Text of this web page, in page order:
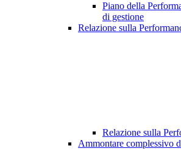
Piano della
di gestione
Relazione sulla
Relazione sulla
Ammontare complessivo